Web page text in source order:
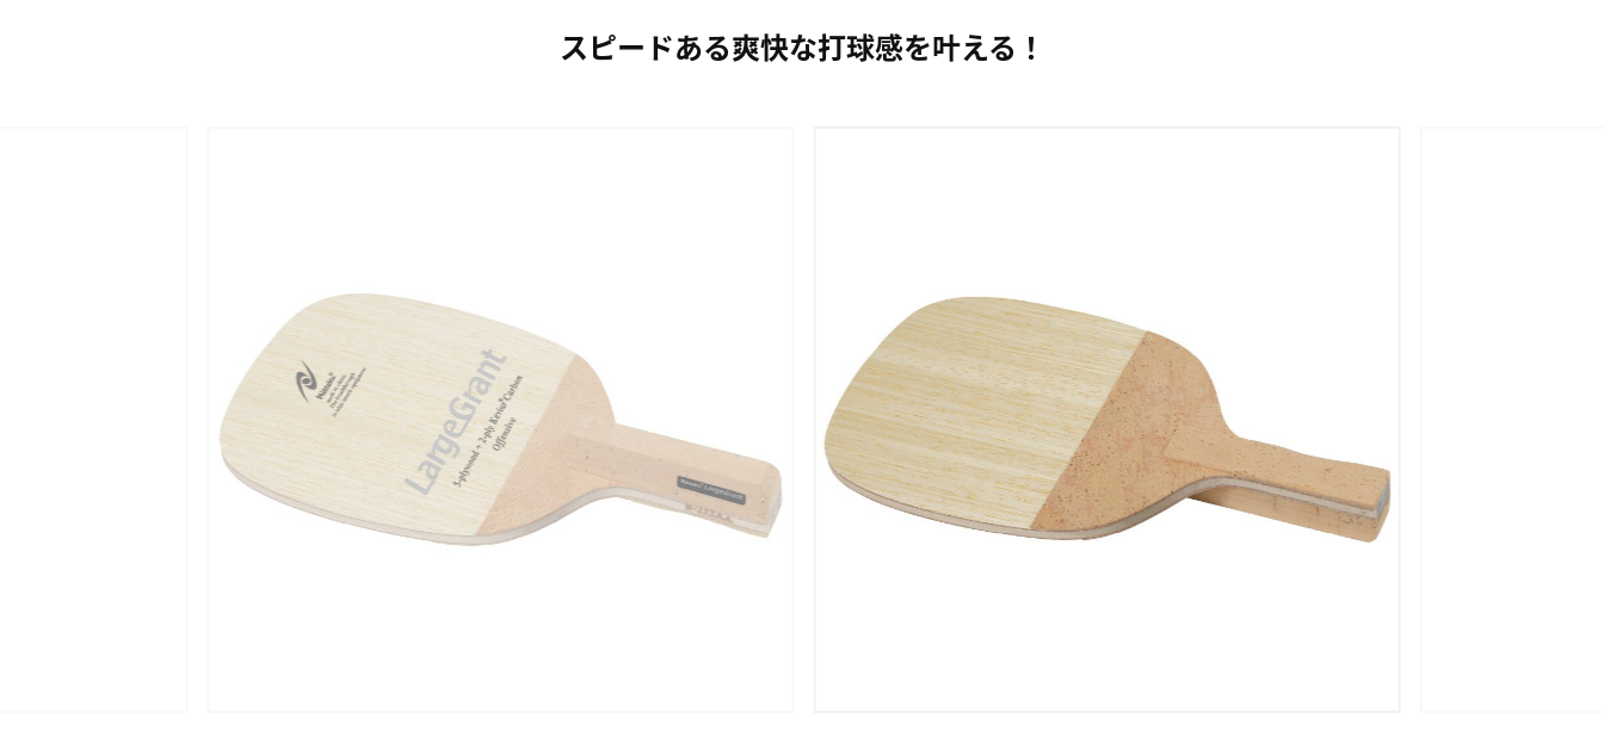
スピードある爽快な打球感を叶える！